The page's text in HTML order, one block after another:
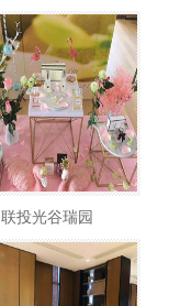
联投光谷瑞园